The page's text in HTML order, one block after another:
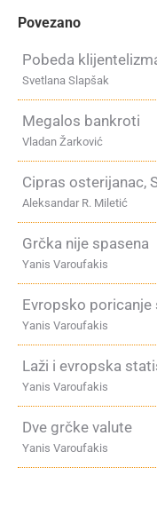
Povezano
Pobeda
Svetlana Slapšak
Megalos bankroti
Vladan Žarković
Cipras osterijanac,
Aleksandar R. Miletić
Grčka nije spasena
Yanis Varoufakis
Evropsko poricanje
Yanis Varoufakis
Laži i evropska
Yanis Varoufakis
Dve grčke valute
Yanis Varoufakis